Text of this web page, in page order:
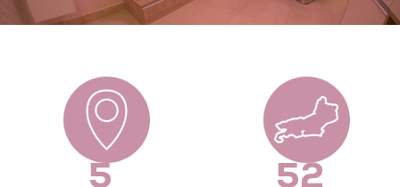
10 92